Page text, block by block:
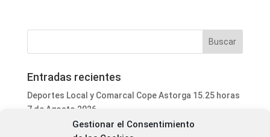
Gestionar el Consentimiento
Entradas recientes
Deportes Local y Comarcal Cope Astorga 15.25 horas
7 de Agosto 2026
Informativo Mediodía Cope Astorga 14.20 horas 7 de